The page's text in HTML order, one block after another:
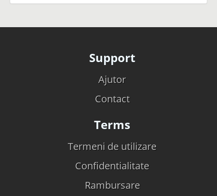
Support
Ajutor
Contact
Terms
Termeni de utilizare
Confidentialitate
Rambursare